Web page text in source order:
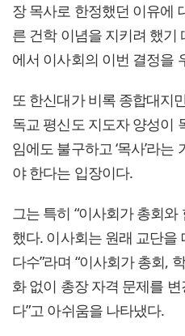
장 목사로 한정했던 이유에
른 건학 이념을 지키려 했기
에서 이사회의 이번 결정을
또 한신대가 비록 종합대지
독교 평신도 지도자 양성이
임에도 불구하고 ‘목사’라
야 한다는 입장이다.
그는 특히 “이사회가 총회
했다. 이사회는 원래 교단을
다수”라며 “이사회가 총회,
화 없이 총장 자격 문제를
다”고 아쉬움을 나타냈다.